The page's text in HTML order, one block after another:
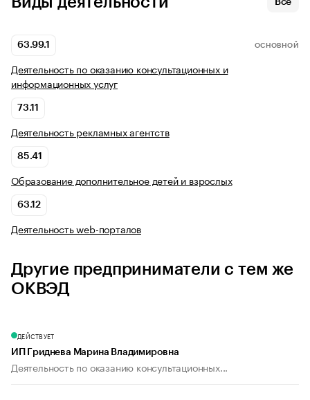
Все
63.99.1 ОСНОВНОЙ
Деятельность по оказанию консультационных и
информационных услуг
73.11
Деятельность рекламных агентств
85.41
Образование дополнительное детей и взрослых
63.12
Деятельность web-порталов
Другие предприниматели с тем же
ОКВЭД
ДЕЙСТВУЕТ
ИП Гриднева Марина Владимировна
Деятельность по оказанию консультационных...